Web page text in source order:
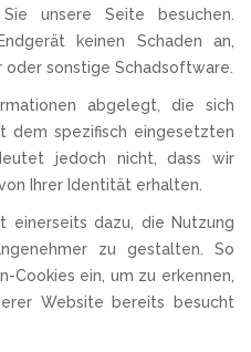
unsere Seite besuchen.
keinen Schaden an,
oder sonstige Schadsoftware.
abgelegt, die sich
dem spezifisch eingesetzten
jedoch nicht, dass wir
Ihrer Identität erhalten.
einerseits dazu, die Nutzung
zu gestalten. So
Cookies ein, um zu erkennen,
Website bereits besucht